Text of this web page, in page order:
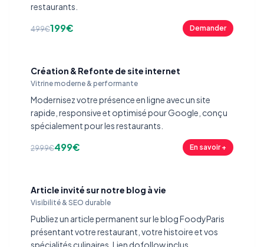
restaurants.
499€199€ Demander
Création & Refonte de site internet
Vitrine moderne & performante
Modernisez votre présence en ligne avec un site
rapide, responsive et optimisé pour Google, conçu
spécialement pour les restaurants.
2999€499€ En savoir +
Article invité sur notre blog à vie
Visibilité & SEO durable
Publiez un article permanent sur le blog FoodyParis
présentant votre restaurant, votre histoire et vos
spécialités culinaires. Lien dofollow inclus.